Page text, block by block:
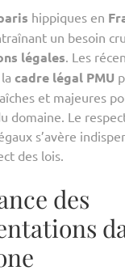
hippiques en
un besoin
légales. Les
cadre légal PMU
et majeures
domaine. Le
s’avère
des lois.
des